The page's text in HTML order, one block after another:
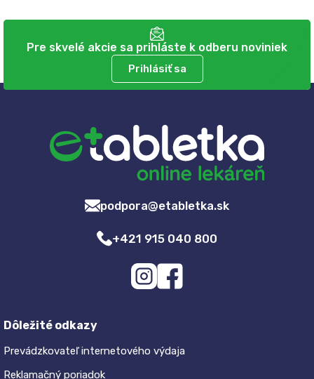
Pre skvelé akcie sa prihláste k odberu noviniek
Prihlásiť sa
podpora@etabletka.sk
+421 915 040 800
Dôležité odkazy
Prevádzkovateľ internetového výdaja
Reklamačný poriadok